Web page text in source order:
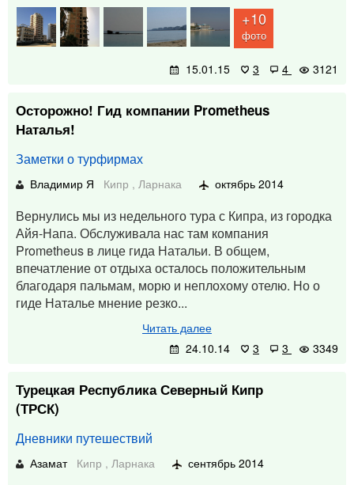
+10
фото
15.01.15 3 4 3121
Осторожно! Гид компании Prometheus
Наталья!
Заметки о турфирмах
Владимир Я Кипр , Ларнака октябрь 2014
Вернулись мы из недельного тура с Кипра, из городка
Айя-Напа. Обслуживала нас там компания
Prometheus в лице гида Натальи. В общем,
впечатление от отдыха осталось положительным
благодаря пальмам, морю и неплохому отелю. Но о
гиде Наталье мнение резко...
Читать далее
24.10.14
3 3 3349
Турецкая Республика Северный Кипр
(ТРСК)
Дневники путешествий
Азамат Кипр , Ларнака сентябрь 2014